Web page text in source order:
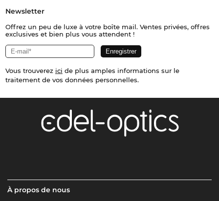
Newsletter
Offrez un peu de luxe à votre boîte mail. Ventes privées, offres
exclusives et bien plus vous attendent !
Vous trouverez ici de plus amples informations sur le
traitement de vos données personnelles.
À propos de nous